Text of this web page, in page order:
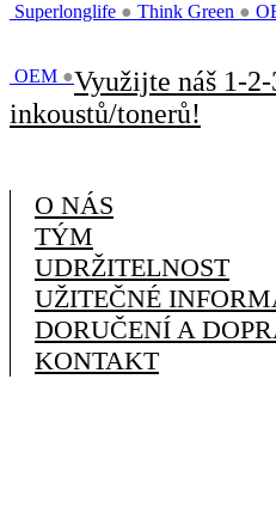
Superlonglife ● Think Green ●
OEM ●Využijte náš 1-
inkoustů/tonerů!
O NÁS
TÝM
UDRŽITELNOST
UŽITEČNÉ
DORUČENÍ A
KONTAKT